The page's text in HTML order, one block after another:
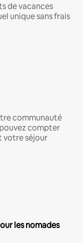
de vacances
unique sans frais
communauté
compter
votre séjour
les nomades